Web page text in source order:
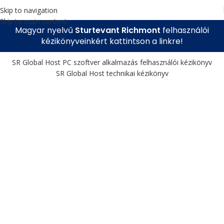
Skip to navigation
Skip to main content
Magyar nyelvű Sturtevant Richmont felhasználói
kézikönyveinkért kattintson a linkre!
SR Global Host PC szoftver alkalmazás felhasználói kézikönyv
SR Global Host technikai kézikönyv